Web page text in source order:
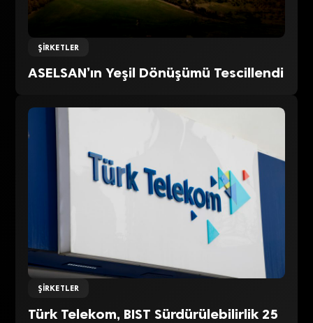
ŞIRKETLER
ASELSAN’ın Yeşil Dönüşümü Tescillendi
ŞIRKETLER
Türk Telekom, BIST Sürdürülebilirlik 25